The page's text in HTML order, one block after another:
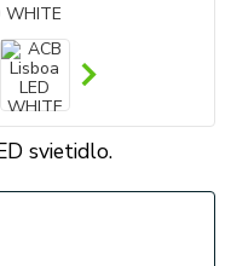
svietidlo.